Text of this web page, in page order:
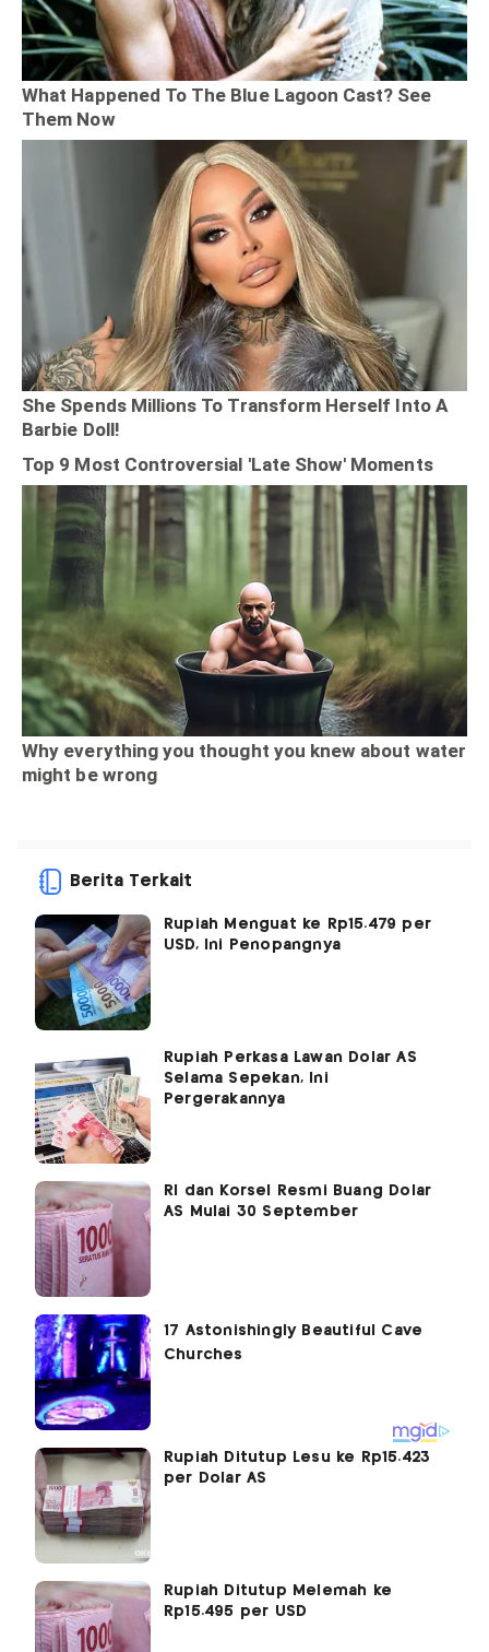
Berita Terkait
Rupiah Menguat ke Rp15.479 per
USD, Ini Penopangnya
Rupiah Perkasa Lawan Dolar AS
Selama Sepekan, Ini
Pergerakannya
RI dan Korsel Resmi Buang Dolar
AS Mulai 30 September
Rupiah Ditutup Lesu ke Rp15.423
per Dolar AS
Rupiah Ditutup Melemah ke
Rp15.495 per USD